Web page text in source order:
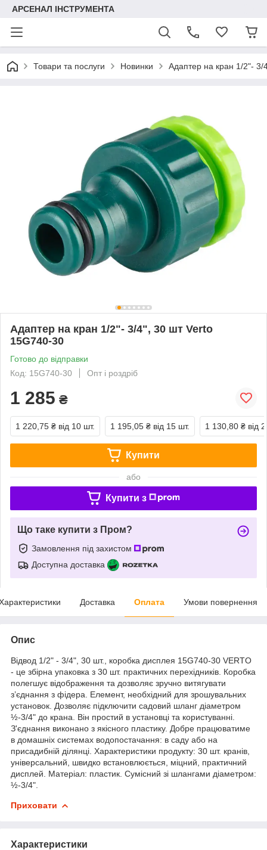
АРСЕНАЛ ІНСТРУМЕНТА
Товари та послуги Новинки Адаптер на кран 1/2"-
Адаптер на кран 1/2"- 3/4", 30 шт Verto
15G740-30
Готово до відправки
Код: 15G740-30
Опт і роздріб
1 285 ₴
1 220,75 ₴ від 10 шт. 1 195,05 ₴ від 15 шт. 1 130,80 ₴ від
Купити
або
Купити з
Що таке купити з Пром?
Замовлення під захистом
Доступна доставка
Доставка Оплата Умови повернення
Опис
Відвод 1/2" - 3/4", 30 шт., коробка дисплея 15G740-30 VERTO
- це збірна упаковка з 30 шт. практичних перехідників. Коробка
полегшує відображення та дозволяє зручно витягувати
з’єднання з фідера. Елемент, необхідний для зрошувальних
установок. Дозволяє підключити садовий шланг діаметром
½-3/4" до крана. Він простий в установці та користуванні.
З'єднання виконано з якісного пластику. Добре працюватиме
в домашніх системах водопостачання: в саду або на
присадибній ділянці. Характеристики продукту: 30 шт. кранів,
універсальний, швидко встановлюється, міцний, практичний
дисплей. Матеріал: пластик. Сумісний зі шлангами діаметром:
½-3/4".
Приховати
Характеристики